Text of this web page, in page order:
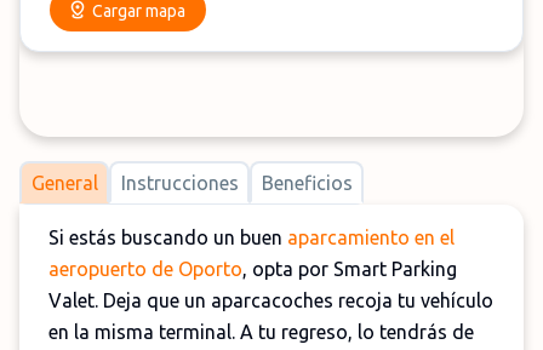
Cargar mapa
General Instrucciones Beneficios
Si estás buscando un buen aparcamiento en el
aeropuerto de Oporto, opta por Smart Parking
Valet. Deja que un aparcacoches recoja tu vehículo
en la misma terminal. A tu regreso, lo tendrás de